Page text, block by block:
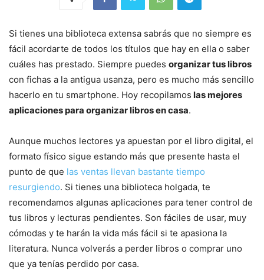
Si tienes una biblioteca extensa sabrás que no siempre es
fácil acordarte de todos los títulos que hay en ella o saber
cuáles has prestado. Siempre puedes organizar tus libros
con fichas a la antigua usanza, pero es mucho más sencillo
hacerlo en tu smartphone. Hoy recopilamos las mejores
aplicaciones para organizar libros en casa.
Aunque muchos lectores ya apuestan por el libro digital, el
formato físico sigue estando más que presente hasta el
punto de que las ventas llevan bastante tiempo
resurgiendo. Si tienes una biblioteca holgada, te
recomendamos algunas aplicaciones para tener control de
tus libros y lecturas pendientes. Son fáciles de usar, muy
cómodas y te harán la vida más fácil si te apasiona la
literatura. Nunca volverás a perder libros o comprar uno
que ya tenías perdido por casa.